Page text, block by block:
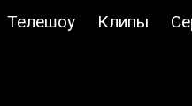
Телешоу Клипы